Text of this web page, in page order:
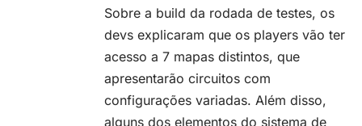
Sobre a build da rodada de testes, os
devs explicaram que os players vão ter
acesso a 7 mapas distintos, que
apresentarão circuitos com
configurações variadas. Além disso,
alguns dos elementos do sistema de